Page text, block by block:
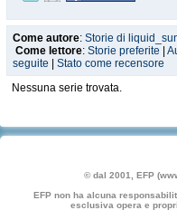
Come autore: Storie di
Come lettore: Storie preferite
seguite
Stato come recensore
Nessuna serie trovata.
© dal 2001, EFP
EFP non ha alcuna
esclusiva opera e